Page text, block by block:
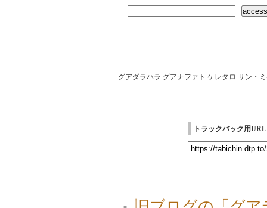
グアダラハラ グアナファト ケレタロ サン・
トラックバック用URL
■